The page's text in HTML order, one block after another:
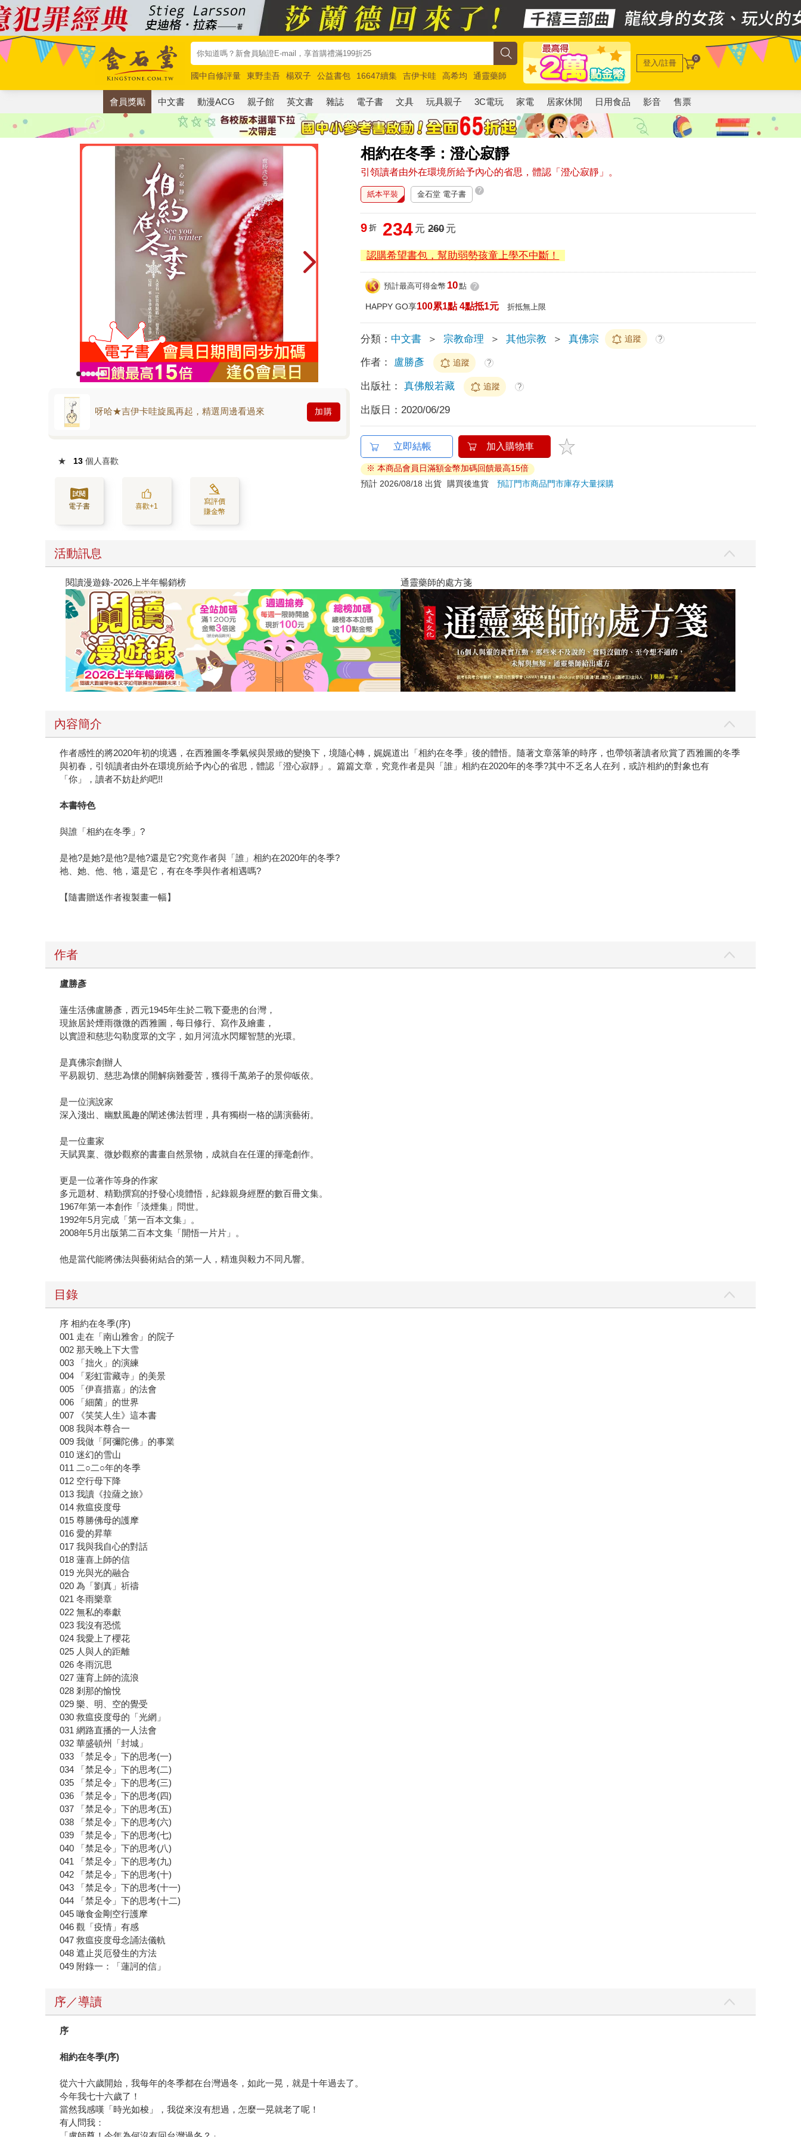
國中自修評量 東野圭吾 楊双子 公益書包 16647續集 吉伊卡哇 高希均
通靈藥師
唯紅花綻放
奧德賽 路邊攤新作 馬斯克 玩具總動員5 超慢跑
登入/註冊 0
會員獎勵 中文書 動漫ACG 親子館 英文書 雜誌 電子書 文具 玩具親子 3C電玩 家電 居家休閒 日用食品 影音 售票
相約在冬季：澄心寂靜
引領讀者由外在環境所給予內心的省思，體認「澄心寂靜」。
呀哈★吉伊卡哇旋風再起，精選周邊看過來 加購
★ 13 個人喜歡
電子書 喜歡+1
寫評價
賺金幣
紙本平裝 金石堂 電子書 ?
9 折 234 元 260元
認購希望書包，幫助弱勢孩童上學不中斷！
預計最高可得金幣 10點 ?
HAPPY GO享100累1點 4點抵1元 折抵無上限
分類： 中文書 ＞ 宗教命理 ＞ 其他宗教 ＞ 真佛宗 追蹤 ?
作者： 盧勝彥 追蹤 ?
出版社： 真佛般若藏 追蹤 ?
出版日： 2020/06/29
立即結帳 加入購物車
※ 本商品會員日滿額金幣加碼回饋最高15倍
預計 2026/08/18 出貨
購買後進貨預訂門市商品門市庫存大量採購
活動訊息
閱讀漫遊錄-2026上半年暢銷榜 通靈藥師的處方箋
內容簡介
作者感性的將2020年初的境遇，在西雅圖冬季氣候與景緻的變換下，境隨心轉，娓娓道出「相約在冬季」後的體悟。隨著文章落筆的時序，也帶領著讀者欣賞了西雅圖的冬季
與初春，引領讀者由外在環境所給予內心的省思，體認「澄心寂靜」。篇篇文章，究竟作者是與「誰」相約在2020年的冬季?其中不乏名人在列，或許相約的對象也有
「你」，讀者不妨赴約吧!!
本書特色
與誰「相約在冬季」?
是祂?是她?是他?是牠?還是它?究竟作者與「誰」相約在2020年的冬季?
祂、她、他、牠，還是它，有在冬季與作者相遇嗎?
【隨書贈送作者複製畫一幅】
作者
盧勝彥
蓮生活佛盧勝彥，西元1945年生於二戰下憂患的台灣，
現旅居於煙雨微微的西雅圖，每日修行、寫作及繪畫，
以實證和慈悲勾勒度眾的文字，如月河流水閃耀智慧的光環。
是真佛宗創辦人
平易親切、慈悲為懷的開解病難憂苦，獲得千萬弟子的景仰皈依。
是一位演說家
深入淺出、幽默風趣的闡述佛法哲理，具有獨樹一格的講演藝術。
是一位畫家
天賦異稟、微妙觀察的書畫自然景物，成就自在任運的揮毫創作。
更是一位著作等身的作家
多元題材、精勤撰寫的抒發心境體悟，紀錄親身經歷的數百冊文集。
1967年第一本創作「淡煙集」問世。
1992年5月完成「第一百本文集」。
2008年5月出版第二百本文集「開悟一片片」。
他是當代能將佛法與藝術結合的第一人，精進與毅力不同凡響。
目錄
序 相約在冬季(序)
001 走在「南山雅舍」的院子
002 那天晚上下大雪
003 「拙火」的演練
004 「彩虹雷藏寺」的美景
005 「伊喜措嘉」的法會
006 「細菌」的世界
007 《笑笑人生》這本書
008 我與本尊合一
009 我做「阿彌陀佛」的事業
010 迷幻的雪山
011 二○二○年的冬季
012 空行母下降
013 我讀《拉薩之旅》
014 救瘟疫度母
015 尊勝佛母的護摩
016 愛的昇華
017 我與我自心的對話
018 蓮喜上師的信
019 光與光的融合
020 為「劉真」祈禱
021 冬雨樂章
022 無私的奉獻
023 我沒有恐慌
024 我愛上了櫻花
025 人與人的距離
026 冬雨沉思
027 蓮育上師的流浪
028 剎那的愉悅
029 樂、明、空的覺受
030 救瘟疫度母的「光網」
031 網路直播的一人法會
032 華盛頓州「封城」
033 「禁足令」下的思考(一)
034 「禁足令」下的思考(二)
035 「禁足令」下的思考(三)
036 「禁足令」下的思考(四)
037 「禁足令」下的思考(五)
038 「禁足令」下的思考(六)
039 「禁足令」下的思考(七)
040 「禁足令」下的思考(八)
041 「禁足令」下的思考(九)
042 「禁足令」下的思考(十)
043 「禁足令」下的思考(十一)
044 「禁足令」下的思考(十二)
045 噉食金剛空行護摩
046 觀「疫情」有感
047 救瘟疫度母念誦法儀軌
048 遮止災厄發生的方法
049 附錄一：「蓮訶的信」
序／導讀
序
相約在冬季(序)
從六十六歲開始，我每年的冬季都在台灣過冬，如此一晃，就是十年過去了。
今年我七十六歲了！
當然我感嘆「時光如梭」，我從來沒有想過，怎麼一晃就老了呢！
有人問我：